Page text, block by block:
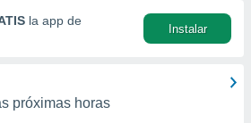
la app de
Instalar
próximas horas